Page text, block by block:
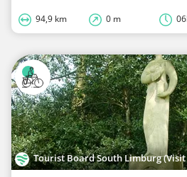
94,9 km 0 m
Tourist Board South Limburg